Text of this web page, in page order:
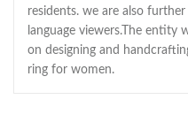
residents. we are also
language viewers.The entity
on designing and
ring for women.